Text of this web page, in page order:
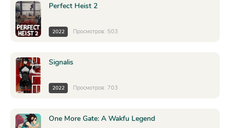
Perfect Heist 2
2022 Просмотров: 503
Signalis
2022 Просмотров: 703
One More Gate: A Wakfu Legend